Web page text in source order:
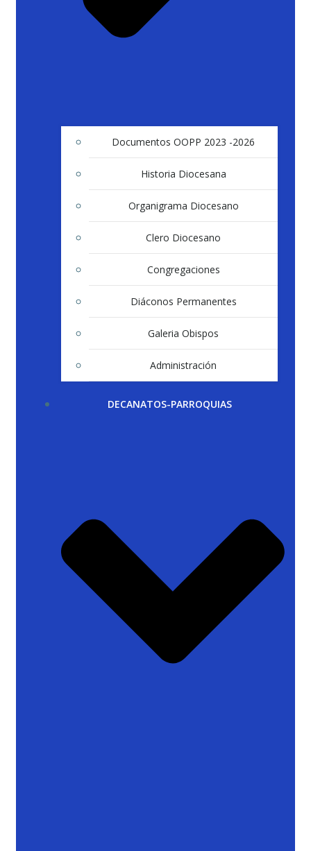
Documentos OOPP 2023 -2026
Historia Diocesana
Organigrama Diocesano
Clero Diocesano
Congregaciones
Diáconos Permanentes
Galeria Obispos
Administración
DECANATOS-PARROQUIAS